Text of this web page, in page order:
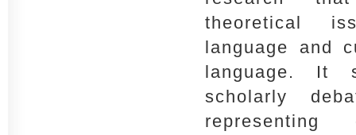
theoretical
language and
language. It
scholarly